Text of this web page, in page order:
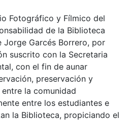
Fotográfico y Fílmico del
de la Biblioteca
Jorge Garcés Borrero, por
suscrito con la Secretaria
con el fin de aunar
preservación y
la comunidad
entre los estudiantes e
la Biblioteca, propiciando el